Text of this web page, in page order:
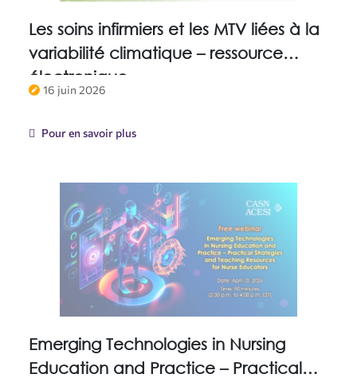
Les soins infirmiers et les MTV liées à la
variabilité climatique – ressource
électronique
16 juin 2026
Pour en savoir plus
Emerging Technologies in Nursing
Education and Practice – Practical